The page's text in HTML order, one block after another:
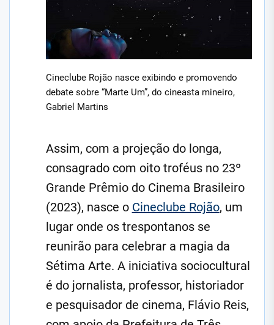
Cineclube Rojão nasce exibindo e promovendo
debate sobre “Marte Um”, do cineasta mineiro,
Gabriel Martins
Assim, com a projeção do longa,
consagrado com oito troféus no 23º
Grande Prêmio do Cinema Brasileiro
(2023), nasce o Cineclube Rojão, um
lugar onde os trespontanos se
reunirão para celebrar a magia da
Sétima Arte. A iniciativa sociocultural
é do jornalista, professor, historiador
e pesquisador de cinema, Flávio Reis,